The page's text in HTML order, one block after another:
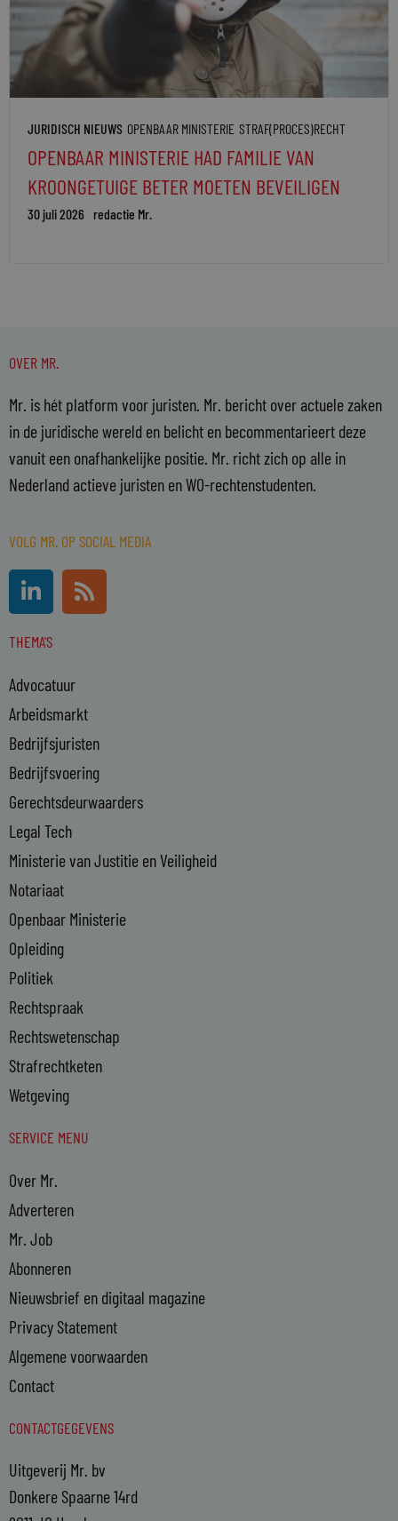
JURIDISCH NIEUWS OPENBAAR MINISTERIE STRAF(PROCES)RECHT
OPENBAAR MINISTERIE HAD FAMILIE VAN
KROONGETUIGE BETER MOETEN BEVEILIGEN
30 juli 2026 redactie Mr.
OVER MR.
Mr. is hét platform voor juristen. Mr. bericht over actuele zaken
in de juridische wereld en belicht en becommentarieert deze
vanuit een onafhankelijke positie. Mr. richt zich op alle in
Nederland actieve juristen en WO-rechtenstudenten.
VOLG MR. OP SOCIAL MEDIA
L
i
n
k
d
i
n
-
i
n
R
s
s
THEMA'S
Advocatuur
Arbeidsmarkt
Bedrijfsjuristen
Bedrijfsvoering
Gerechtsdeurwaarders
Legal Tech
Ministerie van Justitie en Veiligheid
Notariaat
Openbaar Ministerie
Opleiding
Politiek
Rechtspraak
Rechtswetenschap
Strafrechtketen
Wetgeving
SERVICE MENU
Over Mr.
Adverteren
Mr. Job
Abonneren
Nieuwsbrief en digitaal magazine
Privacy Statement
Algemene voorwaarden
Contact
CONTACTGEGEVENS
Uitgeverij Mr. bv
Donkere Spaarne 14rd